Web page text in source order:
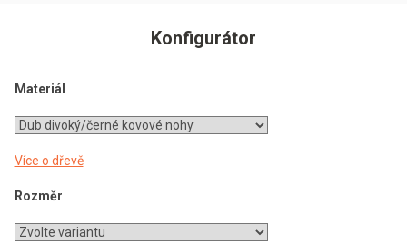
Konfigurátor
Materiál
Více o dřevě
Rozměr